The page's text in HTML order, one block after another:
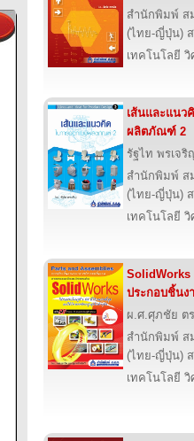
สำนักพิมพ์ ส
(ไทย-ญี่ปุ่น)
เทคโนโลยี
เส้นและแนว
ผลิตภัณฑ์ 2
รัฐไท พรเจริ
สำนักพิมพ์ ส
(ไทย-ญี่ปุ่น)
เทคโนโลยี
SolidWorks
ประกอบชิ้นง
ผ.ศ.ศุภชัย ต
สำนักพิมพ์ ส
(ไทย-ญี่ปุ่น)
เทคโนโลยี